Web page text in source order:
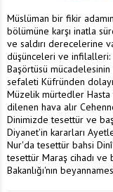
Müslüman bir fikir
bölümüne karşı inatla
ve saldırı derecelerine
düşünceleri ve infilalleri:
Başörtüsü mücadelesinin
sefaleti Küfründen
Müzelik mürtedler Hasta
dilenen hava alır
Dinimizde tesettür ve
Diyanet'in kararları
Nur'da tesettür bahsi
tesettür Maraş cihadı ve
Bakanlığı'nın